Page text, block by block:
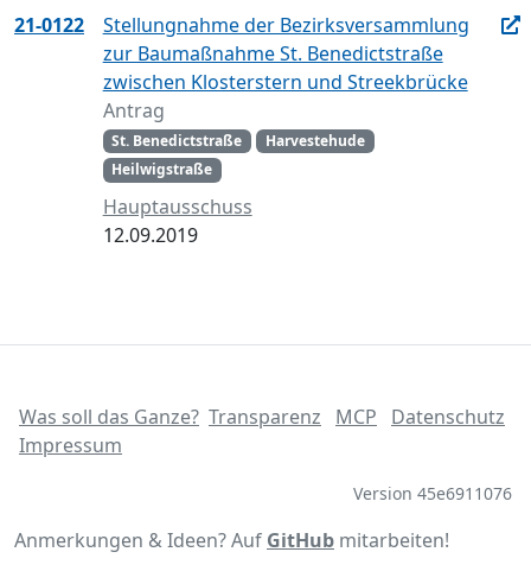
21-0122
Stellungnahme der Bezirksversammlung
zur Baumaßnahme St. Benedictstraße
zwischen Klosterstern und Streekbrücke
Antrag
St. Benedictstraße
Harvestehude
Heilwigstraße
Hauptausschuss
12.09.2019
Was soll das Ganze? Transparenz MCP
Datenschutz
Impressum
Version 45e6911076
Anmerkungen & Ideen? Auf GitHub mitarbeiten!